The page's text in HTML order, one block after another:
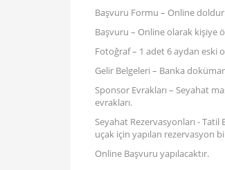
Başvuru Formu – Online
Başvuru – Online olarak kişiye
Fotoğraf – 1 adet 6 aydan eski
Gelir Belgeleri – Banka
Sponsor Evrakları – Seyahat
evrakları.
Seyahat Rezervasyonları -
uçak için yapılan rezervasyon
Online Başvuru yapılacaktır.